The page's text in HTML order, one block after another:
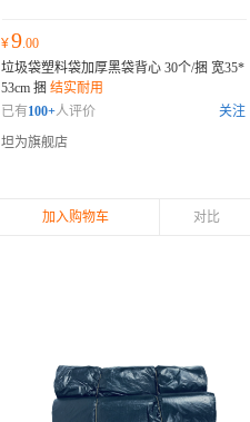
¥9.00
垃圾袋塑料袋加厚黑袋背心 30个/捆 宽35*
53cm 捆 结实耐用
已有100+人评价
关注
坦为旗舰店
加入购物车 对比